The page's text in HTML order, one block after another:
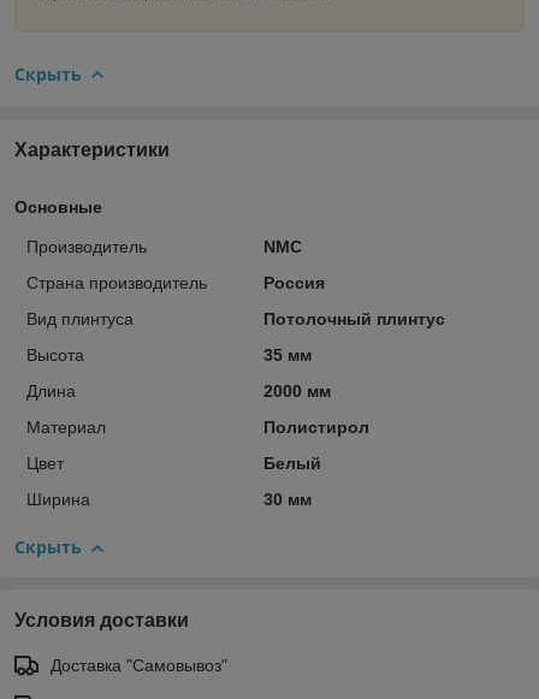
Скрыть
Характеристики
Основные
Производитель
NMC
Страна производитель
Россия
Вид плинтуса
Потолочный плинтус
Высота
35 мм
Длина
2000 мм
Материал
Полистирол
Цвет
Белый
Ширина
30 мм
Скрыть
Условия доставки
Доставка "Самовывоз"